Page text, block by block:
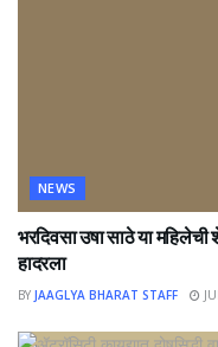
NEWS
भरदिवसा उषा साठे या
हादरला
BY JAAGLYA BHARAT STAFF